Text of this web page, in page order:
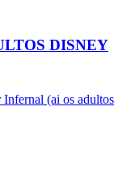
DISNEY
(ai os adultos